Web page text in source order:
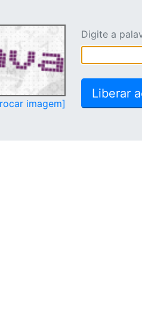
imagem]
Digite a